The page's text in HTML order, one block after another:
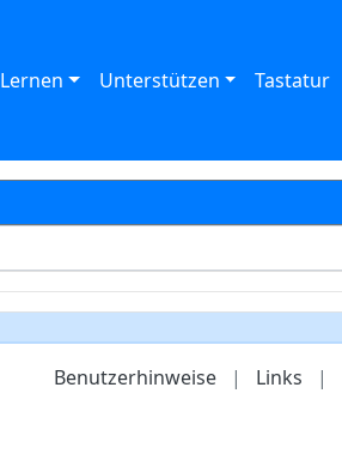
Lernen Unterstützen Tastatur
Benutzerhinweise | Links |